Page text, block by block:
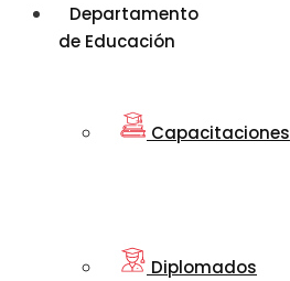
Departamento
de Educación
Capacitaciones
Diplomados